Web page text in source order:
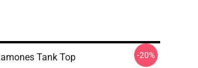
Tank Top -20%